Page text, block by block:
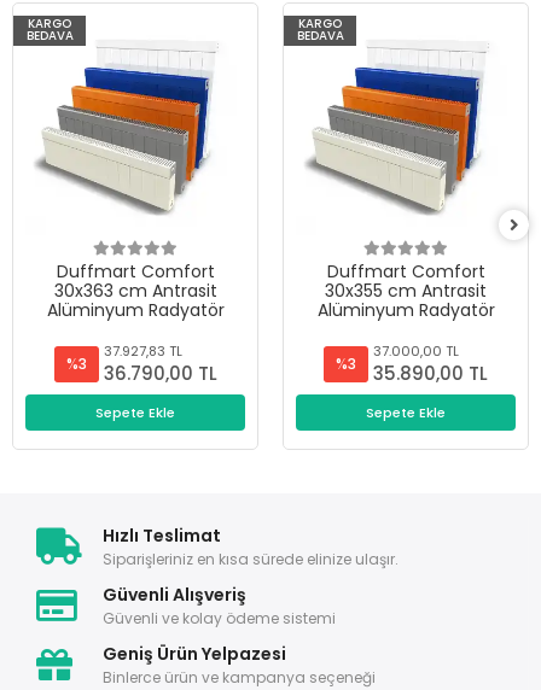
KARGO
BEDAVA
Duffmart Comfort
30x363 cm Antrasit
Alüminyum Radyatör
%3
37.927,83 TL
36.790,00 TL
Sepete Ekle
KARGO
BEDAVA
Duffmart Comfort
30x355 cm Antrasit
Alüminyum Radyatör
%3
37.000,00 TL
35.890,00 TL
Sepete Ekle
Hızlı Teslimat
Siparişleriniz en kısa sürede elinize ulaşır.
Güvenli Alışveriş
Güvenli ve kolay ödeme sistemi
Geniş Ürün Yelpazesi
Binlerce ürün ve kampanya seçeneği